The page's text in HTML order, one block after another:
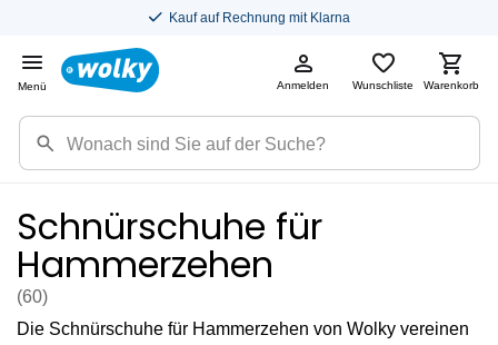
Kostenloser Versand in DE
Menü Anmelden Wunschliste Warenkorb
Schnürschuhe für
Hammerzehen
(60)
Die Schnürschuhe für Hammerzehen von Wolky vereinen